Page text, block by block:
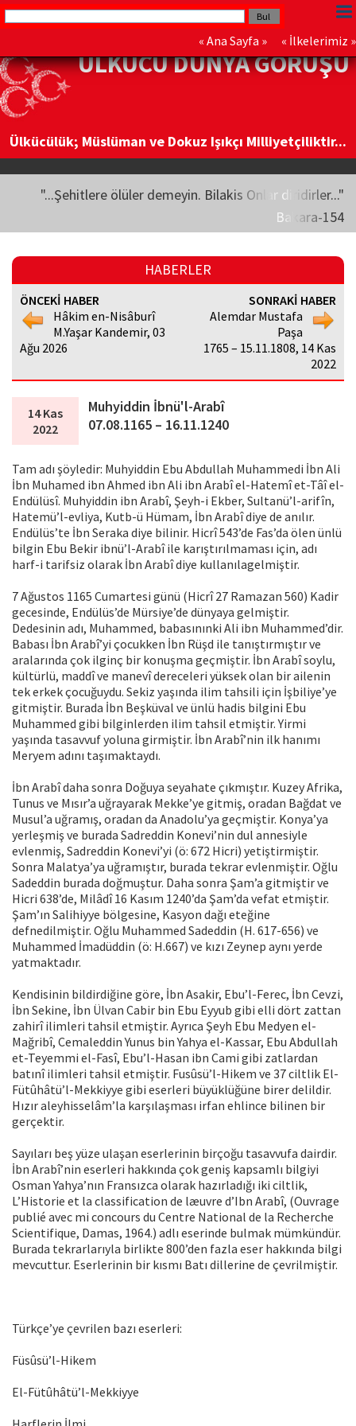
« Ana Sayfa » « İlkelerimiz »
ÜLKÜCÜ DÜNYA GÖRÜŞÜ
Ülkücülük; Müslüman ve Dokuz Işıkçı Milliyetçiliktir...
"...Şehitlere ölüler demeyin. Bilakis Onlar diridirler..."
Bakara-154
HABERLER
ÖNCEKİ HABER
Hâkim en-Nisâburî
M.Yaşar Kandemir, 03
Ağu 2026
SONRAKİ HABER
Alemdar Mustafa
Paşa
1765 – 15.11.1808, 14 Kas
2022
14 Kas
2022
Muhyiddin İbnü'l-Arabî
07.08.1165 – 16.11.1240
Tam adı şöyledir: Muhyiddin Ebu Abdullah Muhammedi İbn Ali
İbn Muhamed ibn Ahmed ibn Ali ibn Arabî el-Hatemî et-Tâî el-
Endülüsî. Muhyiddin ibn Arabî, Şeyh-i Ekber, Sultanü’l-arifîn,
Hatemü’l-evliya, Kutb-ü Hümam, İbn Arabî diye de anılır.
Endülüs’te İbn Seraka diye bilinir. Hicrî 543’de Fas’da ölen ünlü
bilgin Ebu Bekir ibnü’l-Arabî ile karıştırılmaması için, adı
harf-i tarifsiz olarak İbn Arabî diye kullanılagelmiştir.
7 Ağustos 1165 Cumartesi günü (Hicrî 27 Ramazan 560) Kadir
gecesinde, Endülüs’de Mürsiye’de dünyaya gelmiştir.
Dedesinin adı, Muhammed, babasınınki Ali ibn Muhammed’dir.
Babası İbn Arabî’yi çocukken İbn Rüşd ile tanıştırmıştır ve
aralarında çok ilginç bir konuşma geçmiştir. İbn Arabî soylu,
kültürlü, maddî ve manevî dereceleri yüksek olan bir ailenin
tek erkek çocuğuydu. Sekiz yaşında ilim tahsili için İşbiliye’ye
gitmiştir. Burada İbn Beşküval ve ünlü hadis bilgini Ebu
Muhammed gibi bilginlerden ilim tahsil etmiştir. Yirmi
yaşında tasavvuf yoluna girmiştir. İbn Arabî’nin ilk hanımı
Meryem adını taşımaktaydı.
İbn Arabî daha sonra Doğuya seyahate çıkmıştır. Kuzey Afrika,
Tunus ve Mısır’a uğrayarak Mekke’ye gitmiş, oradan Bağdat ve
Musul’a uğramış, oradan da Anadolu’ya geçmiştir. Konya’ya
yerleşmiş ve burada Sadreddin Konevi’nin dul annesiyle
evlenmiş, Sadreddin Konevi’yi (ö: 672 Hicri) yetiştirmiştir.
Sonra Malatya’ya uğramıştır, burada tekrar evlenmiştir. Oğlu
Sadeddin burada doğmuştur. Daha sonra Şam’a gitmiştir ve
Hicri 638’de, Milâdî 16 Kasım 1240’da Şam’da vefat etmiştir.
Şam’ın Salihiyye bölgesine, Kasyon dağı eteğine
defnedilmiştir. Oğlu Muhammed Sadeddin (H. 617-656) ve
Muhammed İmadüddin (ö: H.667) ve kızı Zeynep aynı yerde
yatmaktadır.
Kendisinin bildirdiğine göre, İbn Asakir, Ebu’l-Ferec, İbn Cevzi,
İbn Sekine, İbn Ülvan Cabir bin Ebu Eyyub gibi elli dört zattan
zahirî ilimleri tahsil etmiştir. Ayrıca Şeyh Ebu Medyen el-
Mağribî, Cemaleddin Yunus bin Yahya el-Kassar, Ebu Abdullah
et-Teyemmi el-Fasî, Ebu’l-Hasan ibn Cami gibi zatlardan
batınî ilimleri tahsil etmiştir. Fusûsü’l-Hikem ve 37 ciltlik El-
Fütûhâtü’l-Mekkiyye gibi eserleri büyüklüğüne birer delildir.
Hızır aleyhisselâm’la karşılaşması irfan ehlince bilinen bir
gerçektir.
Sayıları beş yüze ulaşan eserlerinin birçoğu tasavvufa dairdir.
İbn Arabî’nin eserleri hakkında çok geniş kapsamlı bilgiyi
Osman Yahya’nın Fransızca olarak hazırladığı iki ciltlik,
L’Historie et la classification de læuvre d’Ibn Arabî, (Ouvrage
publié avec mi concours du Centre National de la Recherche
Scientifique, Damas, 1964.) adlı eserinde bulmak mümkündür.
Burada tekrarlarıyla birlikte 800’den fazla eser hakkında bilgi
mevcuttur. Eserlerinin bir kısmı Batı dillerine de çevrilmiştir.
Türkçe’ye çevrilen bazı eserleri:
Füsûsü’l-Hikem
El-Fütûhâtü’l-Mekkiyye